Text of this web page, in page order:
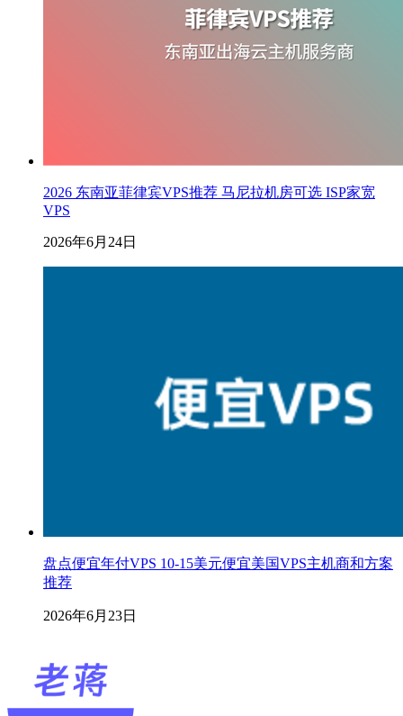
2026 东南亚菲律宾VPS推荐 马尼拉机房可选 ISP家宽
VPS
2026年6月24日
盘点便宜年付VPS 10-15美元便宜美国VPS主机商和方案
推荐
2026年6月23日